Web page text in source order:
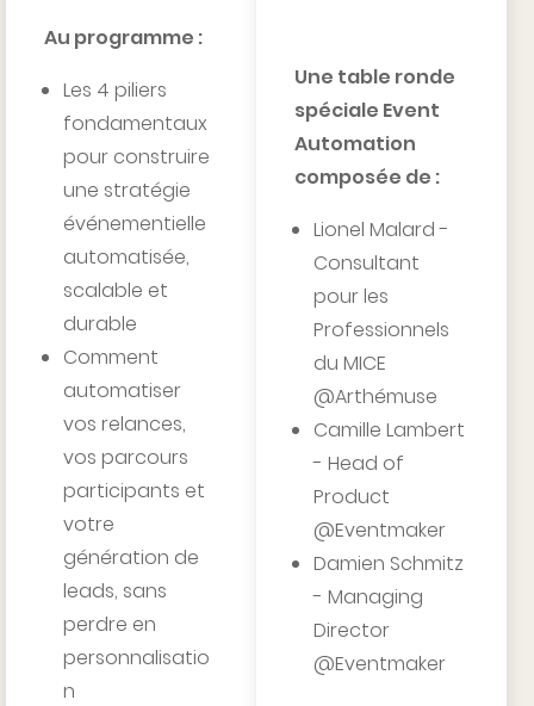
Au programme :
Les 4 piliers
fondamentaux
pour construire
une stratégie
événementielle
automatisée,
scalable et
durable
Comment
automatiser
vos relances,
vos parcours
participants et
votre
génération de
leads, sans
perdre en
personnalisatio
n
Une table ronde
spéciale Event
Automation
composée de :
Lionel Malard -
Consultant
pour les
Professionnels
du MICE
@Arthémuse
Camille Lambert
- Head of
Product
@Eventmaker
Damien Schmitz
- Managing
Director
@Eventmaker